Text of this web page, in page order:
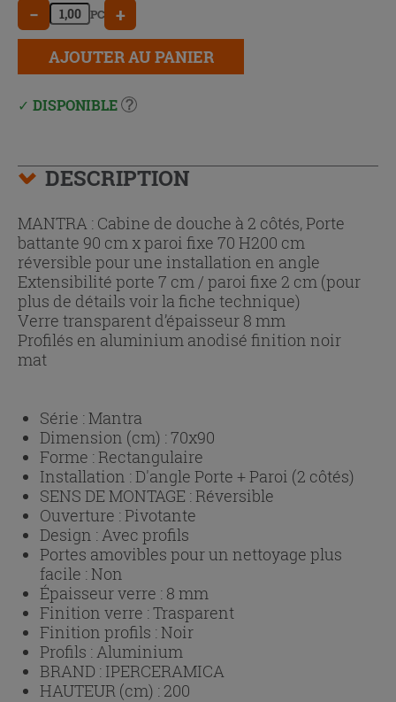
− PC +
AJOUTER AU PANIER
DISPONIBLE
DESCRIPTION
MANTRA : Cabine de douche à 2 côtés, Porte
battante 90 cm x paroi fixe 70 H200 cm
réversible pour une installation en angle
Extensibilité porte 7 cm / paroi fixe 2 cm (pour
plus de détails voir la fiche technique)
Verre transparent d’épaisseur 8 mm
Profilés en aluminium anodisé finition noir
mat
Série :Mantra
Dimension (cm) :70x90
Forme :Rectangulaire
Installation :D'angle Porte + Paroi (2 côtés)
SENS DE MONTAGE :Réversible
Ouverture :Pivotante
Design : Avec profils
Portes amovibles pour un nettoyage plus
facile :Non
Épaisseur verre : 8 mm
Finition verre :Trasparent
Finition profils :Noir
Profils : Aluminium
BRAND : IPERCERAMICA
HAUTEUR (cm) : 200